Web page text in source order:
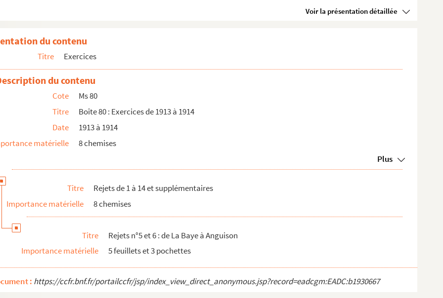
Voir la présentation détaillée
employés.
du contenu
Titre Exercices
du contenu
Cote
Ms 80
Titre
Boîte 80 : Exercices de 1913 à 1914
Date
1913 à 1914
matérielle
8 chemises
Plus
Titre
Rejets de 1 à 14 et supplémentaires
Importance matérielle
8 chemises
Titre
Rejets n°5 et 6 : de La Baye à Anguison
Importance matérielle
5 feuillets et 3 pochettes
: https://ccfr.bnf.fr/portailccfr/jsp/index_view_direct_anonymous.jsp?record=eadcgm:EADC:b1930667